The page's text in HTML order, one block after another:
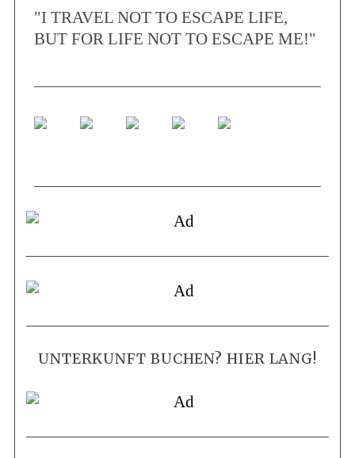
"I TRAVEL NOT TO ESCAPE LIFE,
BUT FOR LIFE NOT TO ESCAPE ME!"
UNTERKUNFT BUCHEN? HIER LANG!